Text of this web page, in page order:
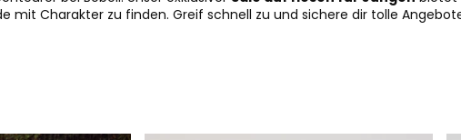
mit Charakter zu finden. Greif schnell zu und sichere dir tolle